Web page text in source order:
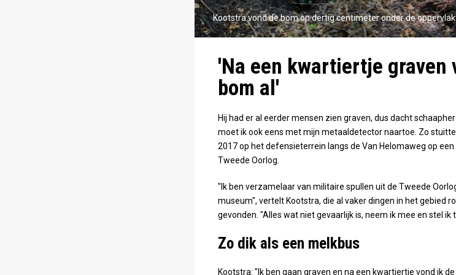
Kootstra vond de bom op dertig centimeter onder de
'Na een kwartiertje graven
bom al'
Hij had er al eerder mensen zien graven, dus dacht
moet ik ook eens met mijn metaaldetector naartoe. Zo
2017 op het defensieterrein langs de Van Helomaweg op
Tweede Oorlog.
"Ik ben verzamelaar van militaire spullen uit de Tweede
museum", vertelt Kootstra, die al vaker dingen in het gebied
gevonden. "Alles wat niet gevaarlijk is, neem ik mee en stel ik
Zo dik als een melkbus
Kootstra: "Ik ben gaan graven en na een kwartiertje vond ik